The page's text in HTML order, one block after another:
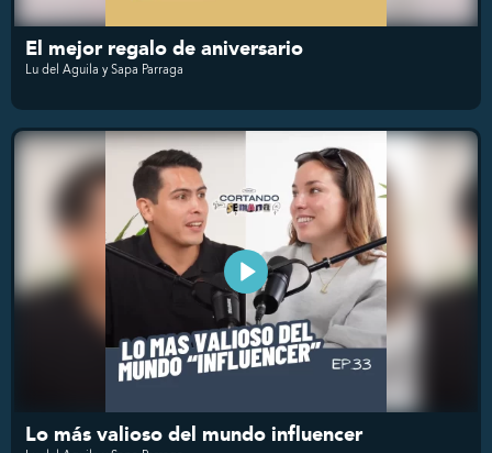
El mejor regalo de aniversario
Lu del Aguila y Sapa Parraga
Lo más valioso del mundo influencer